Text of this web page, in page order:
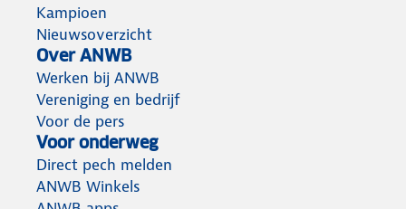
Kampioen
Nieuwsoverzicht
Over ANWB
Werken bij ANWB
Vereniging en bedrijf
Voor de pers
Voor onderweg
Direct pech melden
ANWB Winkels